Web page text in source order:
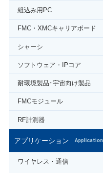
組込み用PC
FMC・XMCキャリアボード
シャーシ
ソフトウェア・IPコア
耐環境製品･宇宙向け製品
FMCモジュール
RF計測器
アプリケーション Application
ワイヤレス・通信